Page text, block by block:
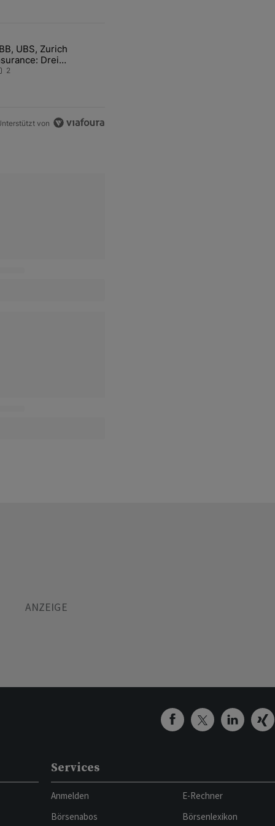
Artikel der letzten 7 days.
der Zentralbanken könnte Goldpreis weiter belasten" mit 5
mit dem Titel "ABB, UBS, Zurich Insurance: Drei Schweizer
UBS, Zurich
Drei
Aktien auf der
2
von
Services
Anmelden
Börsenabos
E-Rechner
Börsenlexikon